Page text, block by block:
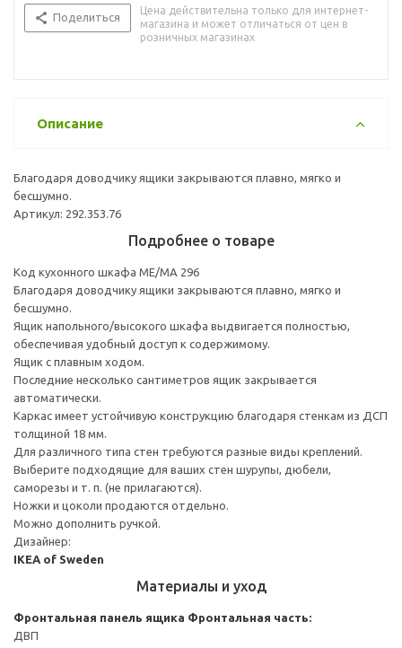
Поделиться
Цена действительна только для интернет-
магазина и может отличаться от цен в
розничных магазинах
Описание
Благодаря доводчику ящики закрываются плавно, мягко и
бесшумно.
Артикул: 292.353.76
Подробнее о товаре
Код кухонного шкафа ME/MA 296
Благодаря доводчику ящики закрываются плавно, мягко и
бесшумно.
Ящик напольного/высокого шкафа выдвигается полностью,
обеспечивая удобный доступ к содержимому.
Ящик с плавным ходом.
Последние несколько сантиметров ящик закрывается
автоматически.
Каркас имеет устойчивую конструкцию благодаря стенкам из ДСП
толщиной 18 мм.
Для различного типа стен требуются разные виды креплений.
Выберите подходящие для ваших стен шурупы, дюбели,
саморезы и т. п. (не прилагаются).
Ножки и цоколи продаются отдельно.
Можно дополнить ручкой.
Дизайнер:
IKEA of Sweden
Материалы и уход
Фронтальная панель ящика Фронтальная часть:
ДВП